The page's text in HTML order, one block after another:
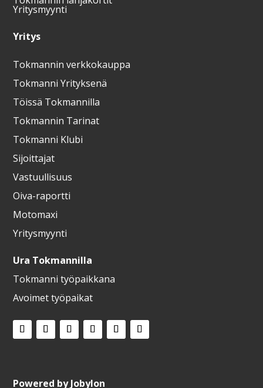
Yritysmyynti
Yritys
Tokmannin verkkokauppa
Tokmanni Yrityksenä
Töissä Tokmannilla
Tokmannin Tarinat
Tokmanni Klubi
Sijoittajat
Vastuullisuus
Oiva-raportti
Motomaxi
Yritysmyynti
Ura Tokmannilla
Tokmanni työpaikkana
Avoimet työpaikat
Powered byJobylon